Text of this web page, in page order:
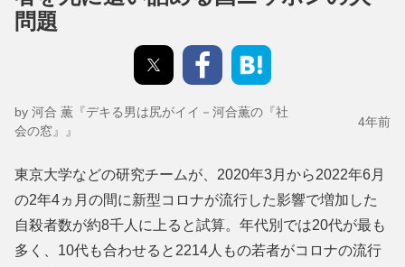
問題
by 河合 薫『デキる男は尻がイイ－河合薫の『社
会の窓』』
4年前
東京大学などの研究チームが、2020年3月から2022年6月
の2年4ヵ月の間に新型コロナが流行した影響で増加した
自殺者数が約8千人に上ると試算。年代別では20代が最も
多く、10代も合わせると2214人もの若者がコロナの流行